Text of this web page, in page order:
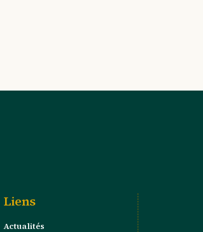
Liens
Actualités